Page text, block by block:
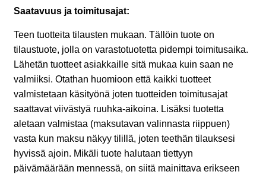
Saatavuus ja toimitusajat:
Teen tuotteita tilausten mukaan. Tällöin tuote on
tilaustuote, jolla on varastotuotetta pidempi toimitusaika.
Lähetän tuotteet asiakkaille sitä mukaa kuin saan ne
valmiiksi. Otathan huomioon että kaikki tuotteet
valmistetaan käsityönä joten tuotteiden toimitusajat
saattavat viivästyä ruuhka-aikoina. Lisäksi tuotetta
aletaan valmistaa (maksutavan valinnasta riippuen)
vasta kun maksu näkyy tilillä, joten teethän tilauksesi
hyvissä ajoin. Mikäli tuote halutaan tiettyyn
päivämäärään mennessä, on siitä mainittava erikseen